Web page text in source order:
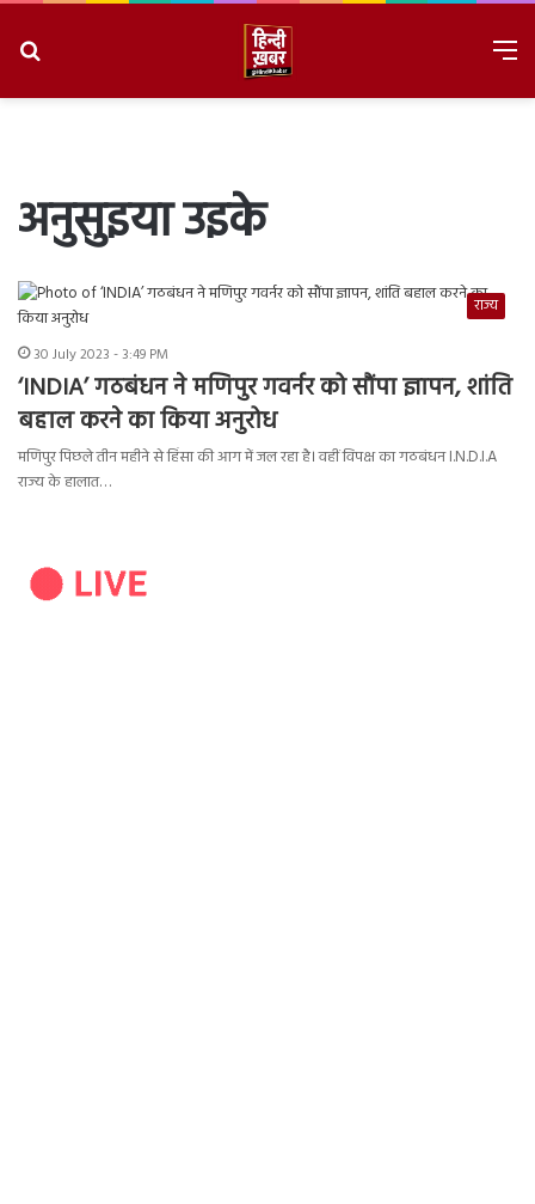
अनुसुइया उइके
राज्य
30 July 2023 - 3:49 PM
‘INDIA’ गठबंधन ने मणिपुर गवर्नर को सौंपा ज्ञापन, शांति
बहाल करने का किया अनुरोध
मणिपुर पिछले तीन महीने से हिंसा की आग में जल रहा है। वहीं विपक्ष का गठबंधन I.N.D.I.A
राज्य के हालात…